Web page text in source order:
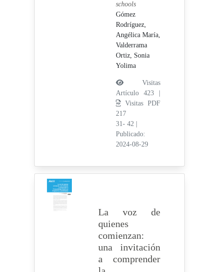
schools
Gómez
Rodríguez,
Angélica María,
Valderrama
Ortiz, Sonia
Yolima
Visitas
Artículo 423 |
Visitas PDF
217
31- 42
Publicado:
2024-08-29
La voz de
quienes
comienzan:
una invitación
a comprender